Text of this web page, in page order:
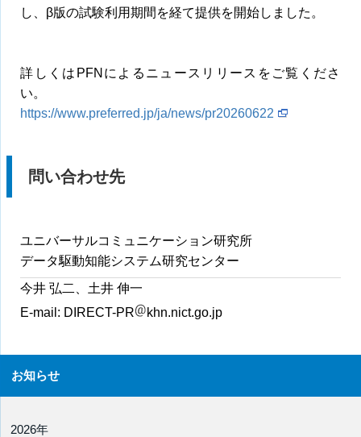
し、β版の試験利用期間を経て提供を開始しました。
詳しくはPFNによるニュースリリースをご覧くださ
い。
https://www.preferred.jp/ja/news/pr20260622
問い合わせ先
ユニバーサルコミュニケーション研究所
データ駆動知能システム研究センター
今井 弘二、土井 伸一
E-mail: DIRECT-PR khn.nict.go.jp
お知らせ
2026年